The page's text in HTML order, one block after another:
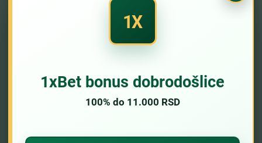
već verifikovan. Ako podrška traži dodatni dokument,
Da li bonus može blokirati isplatu?
Može, ako bonus ima uslov obrta ili posebna pravila
za povlačenje novca. Pre zahteva proveri da li je bonus
aktivan i da li je uslov ispunjen.
Šta ako je tiket dobitan, ali novac nije